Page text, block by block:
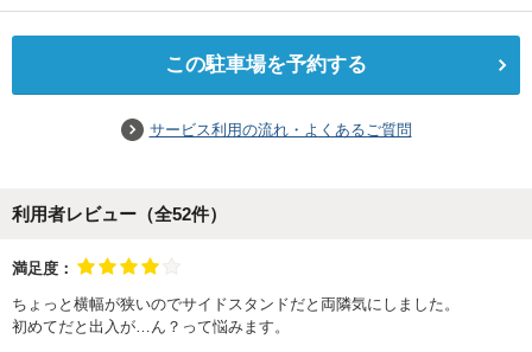
この駐車場を予約する
サービス利用の流れ・よくあるご質問
利用者レビュー（全52件）
満足度：
ちょっと横幅が狭いのでサイドスタンドだと両隣気にしました。
初めてだと出入が…ん？って悩みます。